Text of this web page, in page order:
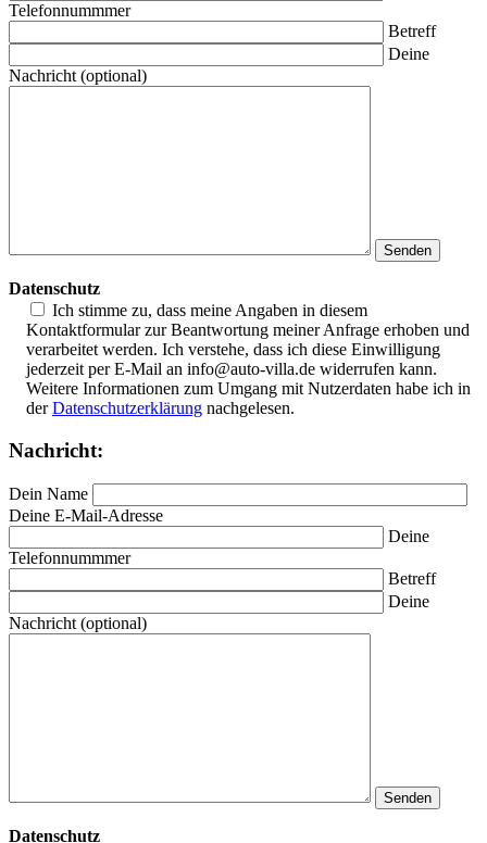
Telefonnummmer
Betreff
Deine
Nachricht (optional)
Datenschutz
Ich stimme zu, dass meine Angaben in diesem
Kontaktformular zur Beantwortung meiner Anfrage erhoben und
verarbeitet werden. Ich verstehe, dass ich diese Einwilligung
jederzeit per E-Mail an info@auto-villa.de widerrufen kann.
Weitere Informationen zum Umgang mit Nutzerdaten habe ich in
derDatenschutzerklärung nachgelesen.
Nachricht:
Dein Name
Deine E-Mail-Adresse
Deine
Telefonnummmer
Betreff
Deine
Nachricht (optional)
Datenschutz